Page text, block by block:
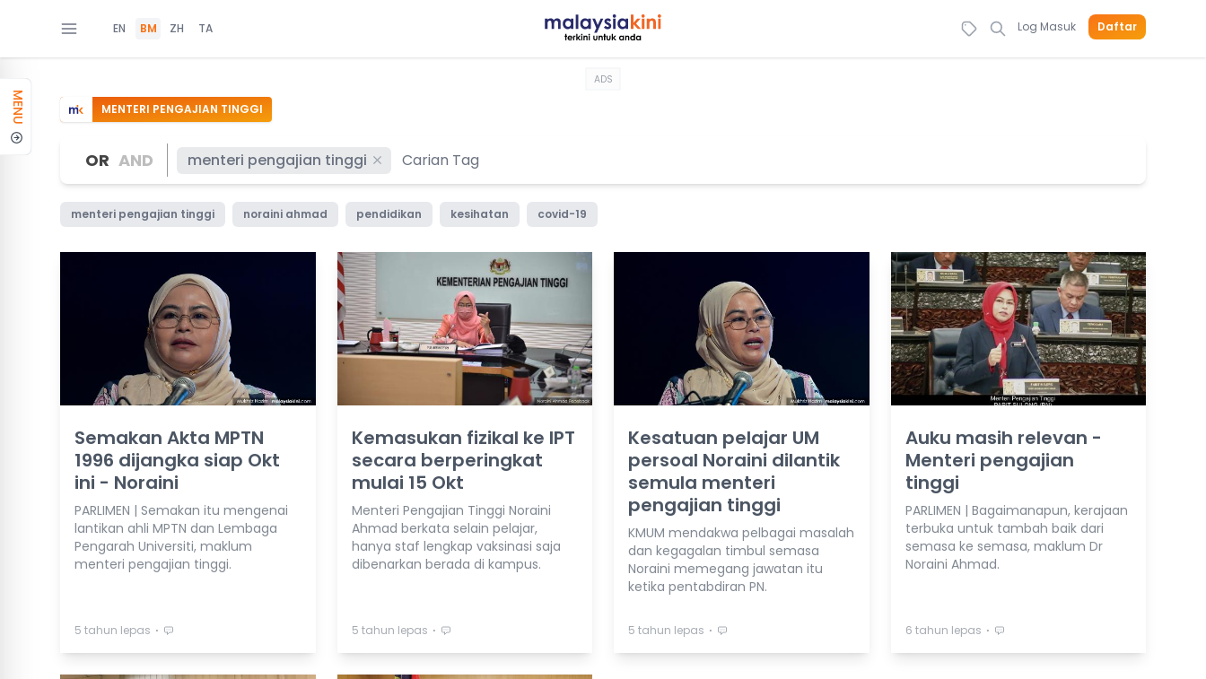
EN BM ZH TA Log Masuk Daftar
MENU
ADS
MENTERI PENGAJIAN TINGGI
OR AND menteri pengajian tinggi
menteri pengajian tinggi noraini ahmad pendidikan kesihatan covid-19
Semakan Akta MPTN
1996 dijangka siap Okt
ini - Noraini
PARLIMEN | Semakan itu mengenai
lantikan ahli MPTN dan Lembaga
Pengarah Universiti, maklum
menteri pengajian tinggi.
5 tahun lepas ⋅
Kemasukan fizikal ke IPT
secara berperingkat
mulai 15 Okt
Menteri Pengajian Tinggi Noraini
Ahmad berkata selain pelajar,
hanya staf lengkap vaksinasi saja
dibenarkan berada di kampus.
5 tahun lepas ⋅
Kesatuan pelajar UM
persoal Noraini dilantik
semula menteri
pengajian tinggi
KMUM mendakwa pelbagai masalah
dan kegagalan timbul semasa
Noraini memegang jawatan itu
ketika pentabdiran PN.
5 tahun lepas ⋅
Auku masih relevan -
Menteri pengajian
tinggi
PARLIMEN | Bagaimanapun, kerajaan
terbuka untuk tambah baik dari
semasa ke semasa, maklum Dr
Noraini Ahmad.
6 tahun lepas ⋅